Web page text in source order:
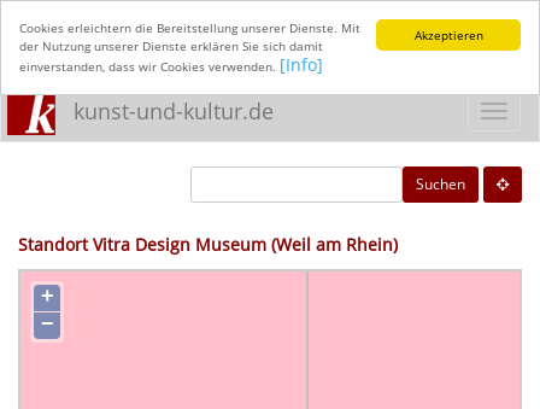
Akzeptieren
Cookies erleichtern die Bereitstellung unserer Dienste. Mit
der Nutzung unserer Dienste erklären Sie sich damit
einverstanden, dass wir Cookies verwenden. [Info]
kunst-und-kultur.de
Suchen
Standort Vitra Design Museum (Weil am Rhein)
+
−